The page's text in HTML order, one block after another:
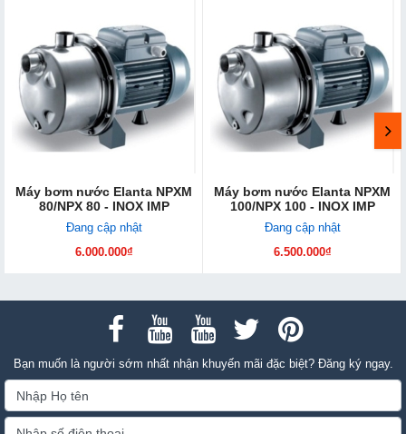
Máy bơm nước Elanta NPXM
80/NPX 80 - INOX IMP
Đang cập nhật
6.000.000₫
Máy bơm nước Elanta NPXM
100/NPX 100 - INOX IMP
Đang cập nhật
6.500.000₫
Bạn muốn là người sớm nhất nhận khuyến mãi đặc biệt? Đăng ký ngay.